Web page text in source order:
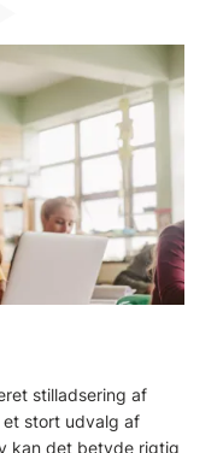
stilladsering af
stort udvalg af
kan det betyde rigtig